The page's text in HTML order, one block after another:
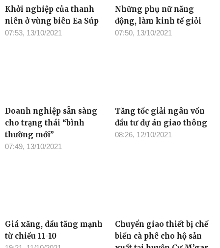
Khởi nghiệp của thanh
niên ở vùng biên Ea Súp
07:53, 13/10/2021
Những phụ nữ năng
động, làm kinh tế giỏi
07:50, 13/10/2021
Doanh nghiệp sẵn sàng
cho trạng thái “bình
thường mới”
07:49, 13/10/2021
Tăng tốc giải ngân vốn
đầu tư dự án giao thông
08:26, 12/10/2021
Giá xăng, dầu tăng mạnh
từ chiều 11-10
Chuyển giao thiết bị chế
biến cà phê cho hộ sản